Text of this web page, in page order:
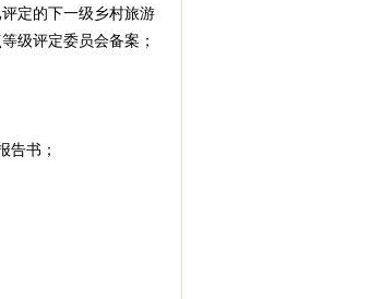
定的下一级乡村旅游
级评定委员会备案；
书；